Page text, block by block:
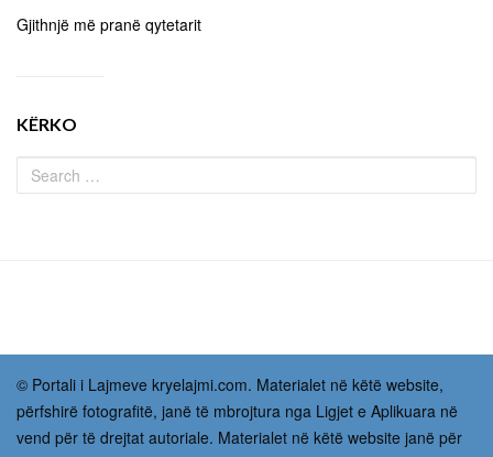
Gjithnjë më pranë qytetarit
KËRKO
© Portali i Lajmeve kryelajmi.com. Materialet në këtë website,
përfshirë fotografitë, janë të mbrojtura nga Ligjet e Aplikuara në
vend për të drejtat autoriale. Materialet në këtë website janë për